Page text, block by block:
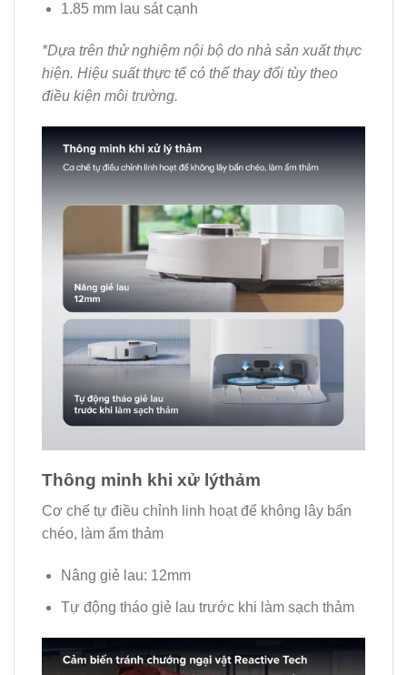
1.85 mm lau sát cạnh
*Dựa trên thử nghiệm nội bộ do nhà sản xuất thực
hiện. Hiệu suất thực tế có thể thay đổi tùy theo
điều kiện môi trường.
Thông minh khi xử lýthảm
Cơ chế tự điều chỉnh linh hoạt để không lây bẩn
chéo, làm ẩm thảm
Nâng giẻ lau: 12mm
Tự động tháo giẻ lau trước khi làm sạch thảm